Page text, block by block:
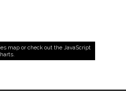
mapor check out the JavaScript
.